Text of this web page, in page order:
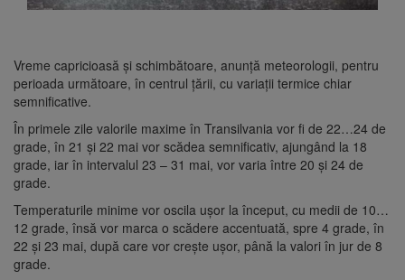
Vreme capricioasă și schimbătoare, anunță meteorologii, pentru
perioada următoare, în centrul țării, cu variații termice chiar
semnificative.
În primele zile valorile maxime în Transilvania vor fi de 22…24 de
grade, în 21 și 22 mai vor scădea semnificativ, ajungând la 18
grade, iar în intervalul 23 – 31 mai, vor varia între 20 și 24 de
grade.
Temperaturile minime vor oscila ușor la început, cu medii de 10…
12 grade, însă vor marca o scădere accentuată, spre 4 grade, în
22 și 23 mai, după care vor crește ușor, până la valori în jur de 8
grade.